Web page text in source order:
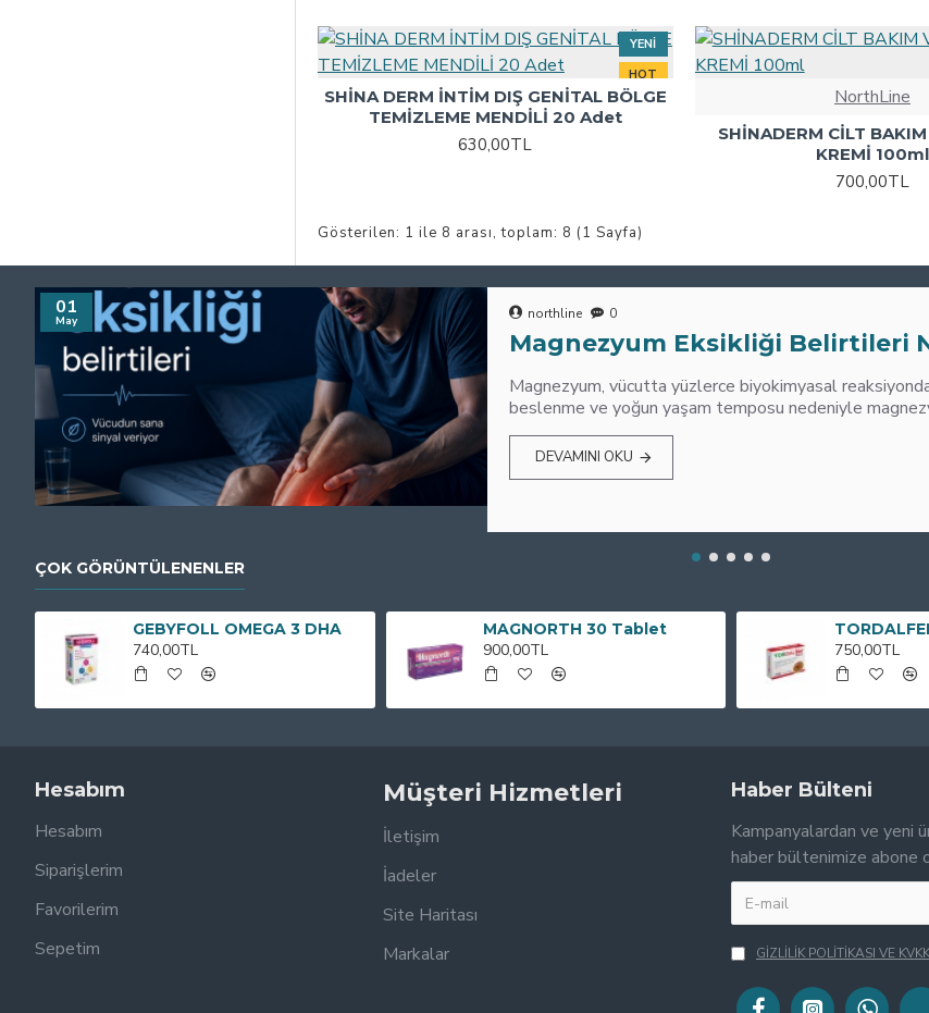
YENI
HOT
SHİNA DERM İNTİM DIŞ GENİTAL BÖLGE
TEMİZLEME MENDİLİ 20 Adet
630,00TL
NorthLine
SHİNADERM CİLT
KREMİ 100ml
700,00TL
Gösterilen: 1 ile 8 arası, toplam: 8 (1 Sayfa)
01
May northline 0
Magnezyum Eksikliği Belirtileri
Magnezyum, vücutta yüzlerce biyokimyasal
beslenme ve yoğun yaşam temposu nedeniyle
DEVAMINI OKU
ÇOK GÖRÜNTÜLENENLER
GEBYFOLL OMEGA 3 DHA
740,00TL
MAGNORTH 30 Tablet
900,00TL 750,00TL
Hesabım
Hesabım
Siparişlerim
Favorilerim
Sepetim
Müşteri Hizmetleri
İletişim
İadeler
Site Haritası
Markalar
Haber Bülteni
Kampanyalardan ve yeni
haber bültenimize abone
GİZLİLİK POLİTİKASI VE KVKK